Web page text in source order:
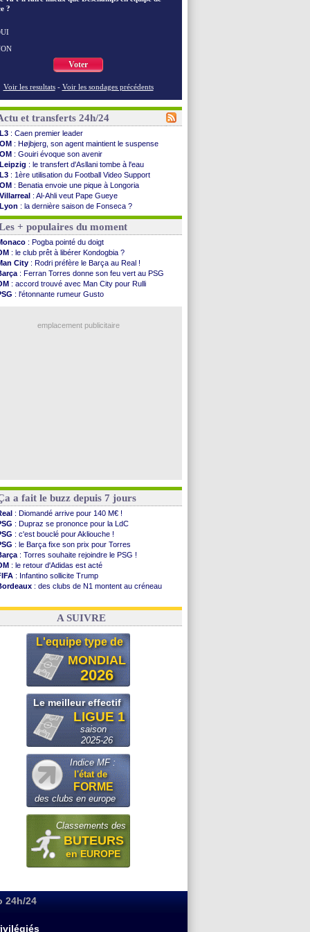
?
Voter
Voir les resultats - Voir les sondages précédents
et transferts 24h/24
L3 : Caen premier leader
OM : Højbjerg, son agent maintient le suspense
OM : Gouiri évoque son avenir
Leipzig : le transfert d'Asllani tombe à l'eau
L3 : 1ère utilisation du Football Video Support
OM : Benatia envoie une pique à Longoria
Villarreal : Al-Ahli veut Pape Gueye
Lyon : la dernière saison de Fonseca ?
OM: un nouveau prétendant pour Højbjerg
Brest: un gardien norvégien en approche ?
OM: McCourt a versé 120 M€ en 2026
PSG: 4 retours dans le groupe face à Man Utd ...
Nice: Kevin Carlos va partir en Italie
L1: prison avec sursis requis contre un arbitre
Leganés: c'est signé pour Luca Zidane (off.)
Atletico: Ruggeri en route pour Aston Villa
Monaco: Filipe Luis soutient Biereth
: Naples vise Gabriel Jesus
+ populaires du moment
: Pogba pointé du doigt
: le club prêt à libérer Kondogbia ?
City : Rodri préfère le Barça au Real !
: Ferran Torres donne son feu vert au PSG
: accord trouvé avec Man City pour Rulli
: l'étonnante rumeur Gusto
emplacement publicitaire
a fait le buzz depuis 7 jours
: Diomandé arrive pour 140 M€ !
: Dupraz se prononce pour la LdC
: c'est bouclé pour Akliouche !
: le Barça fixe son prix pour Torres
: Torres souhaite rejoindre le PSG !
: le retour d'Adidas est acté
: Infantino sollicite Trump
: des clubs de N1 montent au créneau
: le démenti de Leipzig pour Diomandé
A SUIVRE
L'equipe type de
MONDIAL
2026
Le meilleur effectif
LIGUE 1
saison
2025-26
Indice MF :
l'état de
FORME
des clubs en europe
Classements des
BUTEURS
en EUROPE
24h/24